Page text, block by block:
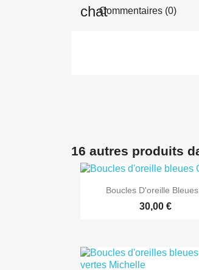
Commentaires (0)
16 autres produits
 Aperçu rapide
Boucles D'oreille
30,00 €